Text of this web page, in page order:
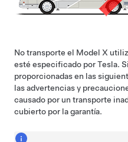
No transporte el Model X
esté especificado por Tesla.
proporcionadas en las
las advertencias y
causado por un transporte
cubierto por la garantía.